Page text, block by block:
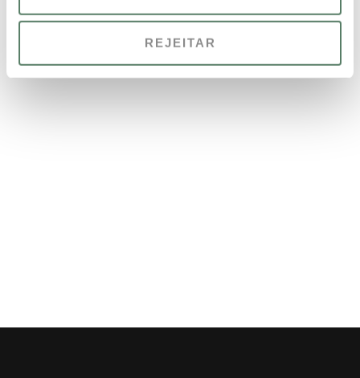
REJEITAR